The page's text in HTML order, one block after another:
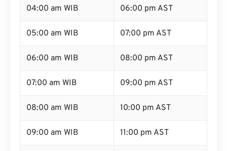
04:00 am WIB 06:00 pm AST
05:00 am WIB 07:00 pm AST
06:00 am WIB 08:00 pm AST
07:00 am WIB 09:00 pm AST
08:00 am WIB 10:00 pm AST
09:00 am WIB 11:00 pm AST